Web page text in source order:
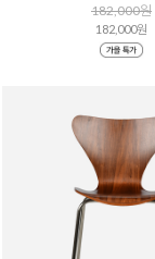
182,000원
182,000원